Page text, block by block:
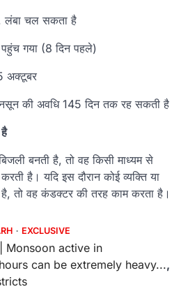
लंबा चल सकता है
गया (8 दिन पहले)
अक्टूबर
की अवधि 145 दिन तक रह सकती है
बनती है, तो वह किसी माध्यम से
है। यदि इस दौरान कोई व्यक्ति या
तो वह कंडक्टर की तरह काम करता है।
EXCLUSIVE
Monsoon active in
can be extremely heavy...,